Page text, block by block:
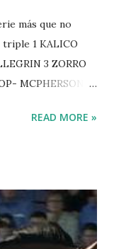
más que no
triple 1 KALICO
3 ZORRO
MCPHERSON 5
8 SILVANA DU
QUERLYBET
8 CARMENA Z -
DUHAMI 10
READ MORE »